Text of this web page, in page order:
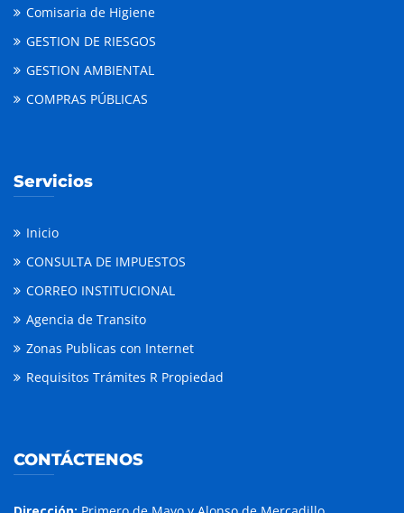
Comisaria de Higiene
GESTION DE RIESGOS
GESTION AMBIENTAL
COMPRAS PÚBLICAS
Servicios
Inicio
CONSULTA DE IMPUESTOS
CORREO INSTITUCIONAL
Agencia de Transito
Zonas Publicas con Internet
Requisitos Trámites R Propiedad
CONTÁCTENOS